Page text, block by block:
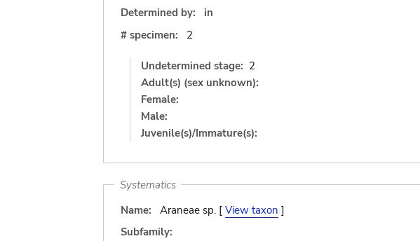
Determined by:
in
# specimen:
2
Undetermined stage: 2
Adult(s) (sex unknown):
Female:
Male:
Juvenile(s)/Immature(s):
Systematics
Name:
Araneae sp. [ View taxon ]
Subfamily: